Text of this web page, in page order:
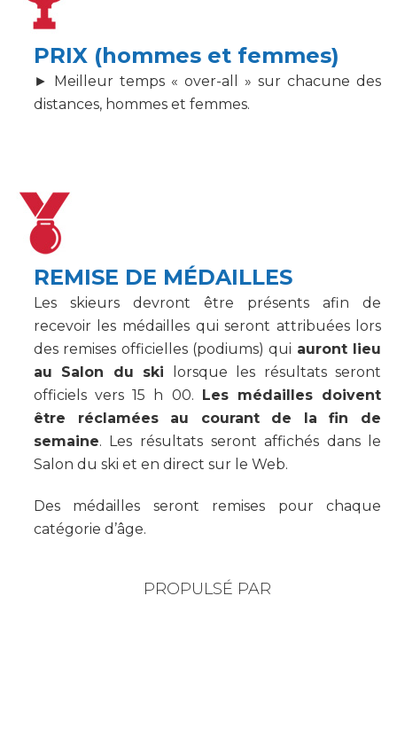
PRIX (hommes et femmes)
► Meilleur temps « over-all » sur chacune des
distances, hommes et femmes.
REMISE DE MÉDAILLES
Les skieurs devront être présents afin de
recevoir les médailles qui seront attribuées lors
des remises officielles (podiums) qui auront lieu
au Salon du ski
lorsque les résultats seront
officiels vers 15 h 00. Les médailles doivent
être réclamées au courant de la fin de
semaine. Les résultats seront affichés dans le
Salon du ski et en direct sur le Web.
Des médailles seront remises pour chaque
catégorie d’âge.
PROPULSÉ PAR